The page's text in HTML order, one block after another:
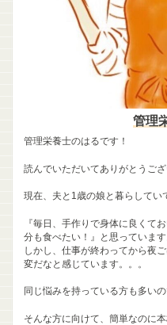
管理
管理栄養士のはるです！
読んでいただいてありがとうござ
現在、夫と1歳の娘と暮らしてい
『毎日、手作りで身体に良くて
分も食べたい！』と思っています
しかし、仕事が終わってから夜
変だなと感じています。。。
同じ悩みを持っている方も多い
そんな方に向けて、簡単なのに